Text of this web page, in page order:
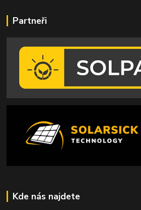
Partneři
Kde nás najdete